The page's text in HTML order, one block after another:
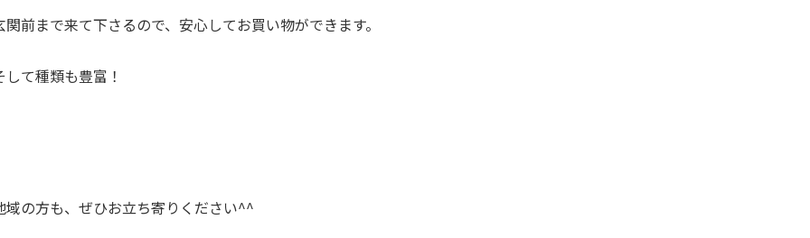
関前まで来て下さるので、安心してお買い物ができます。
して種類も豊富！
域の方も、ぜひお立ち寄りください^^